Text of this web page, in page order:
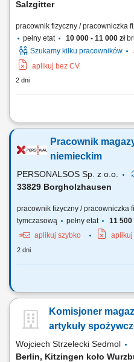
Salzgitter
pracownik fizyczny / pracowniczka
pełny etat
10 000 - 11 000 zł
Szukamy kilku pracowników
aplikuj bez CV
2 dni
Zadania: Przepakowywanie
zamówień magazynowych;
Utrzymywanie porządku i czystości
Pracownik
niemieckim
PERSONALSOS Sp. z o.o.
33829 Borgholzhausen
pracownik fizyczny / pracowniczka
tymczasową
pełny etat 11 500
aplikuj szybko
aplikuj
2 dni
Zadania: prace magazynowe
załadunek i rozładunek
kontrola dokumentów
Komisjoner
artykuły
Wojciech Strzelecki Sedmol
Berlin, Kitzingen koło